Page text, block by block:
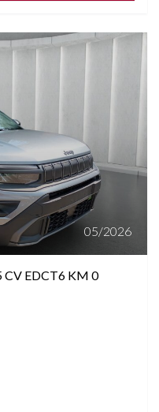
TOUCHSCREEN
SEDILI
05/2026
CV EDCT6 KM 0